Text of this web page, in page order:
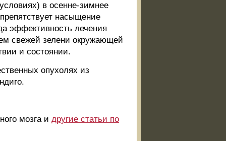
в осенне-зимнее
насыщение
эффективность лечения
свежей зелени окружающей
и состоянии.
опухолях из
мозга и другие статьи по